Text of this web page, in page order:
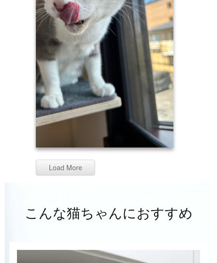
Load More
こんな猫ちゃんにおすすめ